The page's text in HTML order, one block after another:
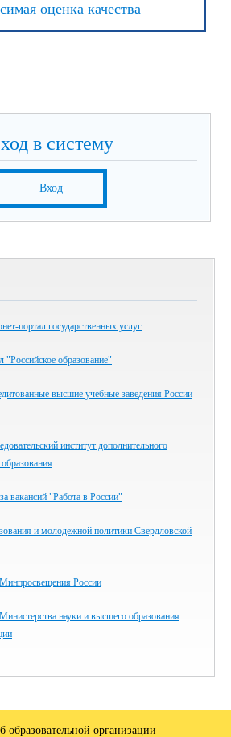
оценка качества
в систему
Вход
портал государственных услуг
"Российское образование"
высшие учебные заведения России
институт дополнительного
вакансий "Работа в России"
и молодежной политики Свердловской
России
науки и высшего образования
образовательной организации